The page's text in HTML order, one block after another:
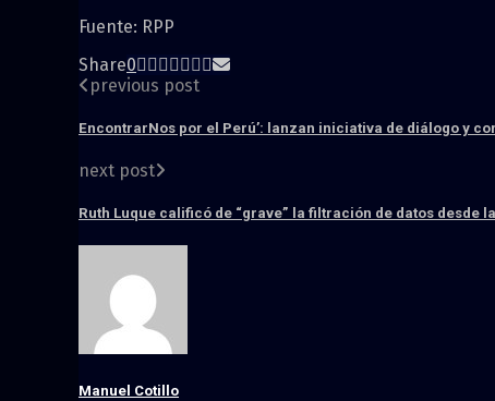
Fuente: RPP
Share0
previous post
EncontrarNos por el Perú’: lanzan iniciativa de diálogo y
next post
Ruth Luque calificó de “grave” la filtración de datos
Manuel Cotillo